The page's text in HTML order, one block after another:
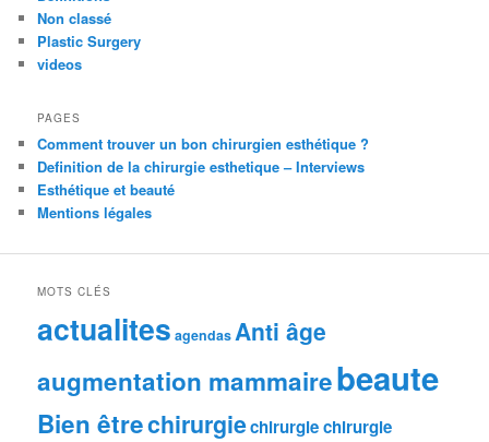
Non classé
Plastic Surgery
videos
PAGES
Comment trouver un bon chirurgien esthétique ?
Definition de la chirurgie esthetique – Interviews
Esthétique et beauté
Mentions légales
MOTS CLÉS
actualites agendas Anti âge
augmentation mammairebeaute
Bien êtrechirurgiechirurgie chirurgie